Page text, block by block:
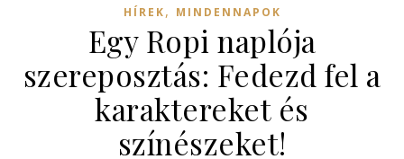
HÍREK, MINDENNAPOK
Egy Ropi naplója
szereposztás: Fedezd fel a
karaktereket és
színészeket!